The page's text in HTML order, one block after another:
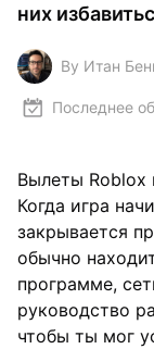
них
By Итан
Последнее
Вылеты Roblox
Когда игра
закрывается
обычно
программе,
руководство
чтобы ты мог